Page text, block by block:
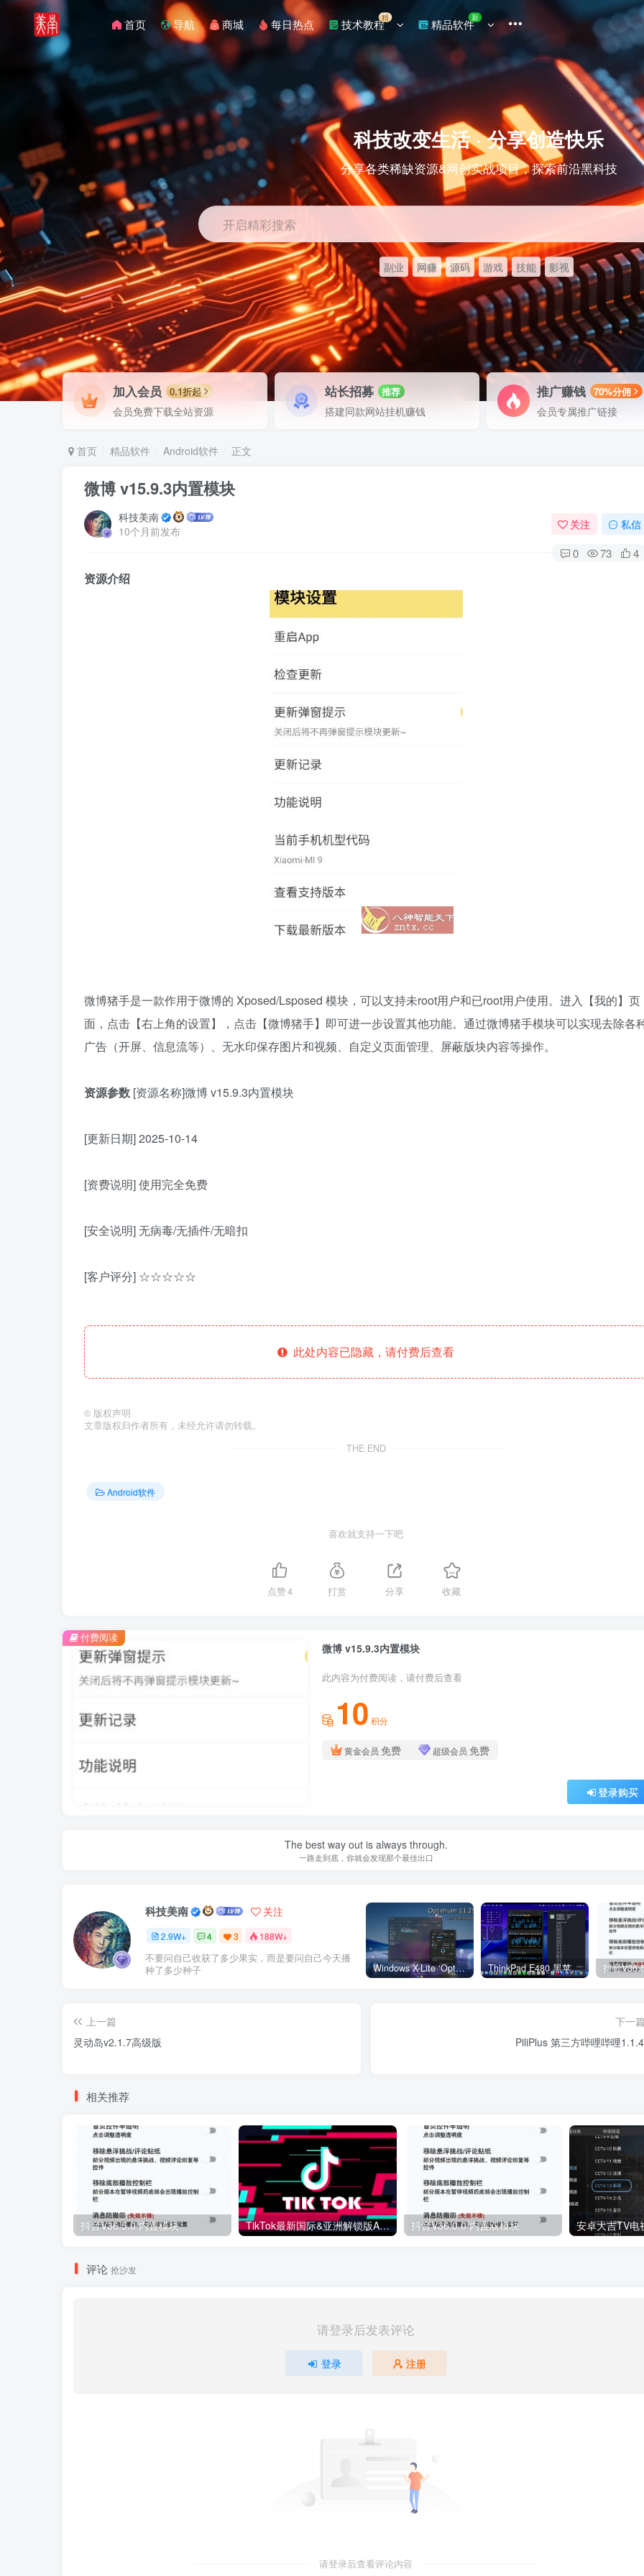
首页 导航 商城 每日热点 技术教程精 精品软件新
科技改变生活 · 分享创造快乐
分享各类稀缺资源&网创实战项目，探索前沿黑科技
开启精彩搜索
副业 网赚 源码 游戏 技能 影视
加入会员 0.1折起
会员免费下载全站资源
站长招募 推荐
搭建同款网站挂机赚钱
推广赚钱 70%分佣
会员专属推广链接
首页 精品软件 Android软件 正文
微博 v15.9.3内置模块
科技美南
10个月前发布
关注 私信
0 73 4
资源介绍
微博猪手是一款作用于微博的 Xposed/Lsposed 模块，可以支持未root用户和已root用户使用。进入【我的】页
面，点击【右上角的设置】，点击【微博猪手】即可进一步设置其他功能。通过微博猪手模块可以实现去除各
广告（开屏、信息流等）、无水印保存图片和视频、自定义页面管理、屏蔽版块内容等操作。
资源参数 [资源名称]微博 v15.9.3内置模块
[更新日期] 2025-10-14
[资费说明] 使用完全免费
[安全说明] 无病毒/无插件/无暗扣
[客户评分] ☆☆☆☆☆
此处内容已隐藏，请付费后查看
© 版权声明
文章版权归作者所有，未经允许请勿转载。
THE END
Android软件
喜欢就支持一下吧
点赞4 打赏 分享 收藏
微博 v15.9.3内置模块
此内容为付费阅读，请付费后查看
10 积分
黄金会员 免费 超级会员 免费
登录购买
付费阅读
The best way out is always through.
一路走到底，你就会发现那个最佳出口
科技美南 关注
2.9W+ 4 3 188W+
不要问自己收获了多少果实，而是要问自己今天播
种了多少种子
Windows X-Lite ‘Optimum 11’ 25H2 Pro v2 ThinkPad E480 黑苹果完美Tahoe的EFI分享（2026.03.01更新） 抖音
上一篇
灵动岛v2.1.7高级版
下一
PiliPlus 第三方哔哩哔哩
相关推荐
抖音V36.5.0 内置模块 TikTok最新国际&亚洲解锁版APP v43.1.4 TikTok Plugin v2.31 抖音V36.0.0 内置双模块
评论 抢沙发
请登录后发表评论
登录 注册
请登录后查看评论内容